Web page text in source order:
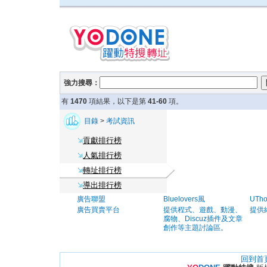
強力搜尋：
有 1470 項結果，以下是第 41-60 項。
目錄 > 考試資訊
貢獻排行榜
人氣排行榜
轉址排行榜
導出排行榜
廣告聯盟
廣告買賣平台
Bluelovers風
提供程式、遊戲、動漫、
腐物、Discuz插件及文章
創作等主題討論區。
提供
回到首